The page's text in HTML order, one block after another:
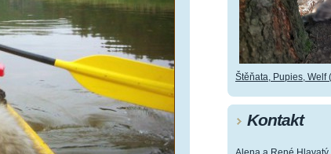
Štěňata, Pupies, Welf
Kontakt